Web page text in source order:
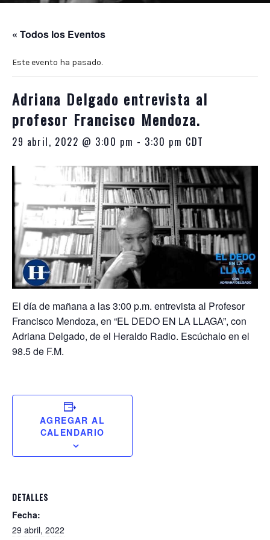
« Todos los Eventos
Este evento ha pasado.
Adriana Delgado entrevista al
profesor Francisco Mendoza.
29 abril, 2022 @ 3:00 pm - 3:30 pm CDT
El día de mañana a las 3:00 p.m. entrevista al Profesor
Francisco Mendoza, en “EL DEDO EN LA LLAGA”, con
Adriana Delgado, de el Heraldo Radio. Escúchalo en el
98.5 de F.M.
AGREGAR AL
CALENDARIO
DETALLES
Fecha:
29 abril, 2022